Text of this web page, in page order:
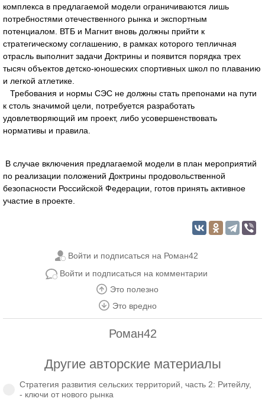
комплекса в предлагаемой модели ограничиваются лишь
потребностями отечественного рынка и экспортным
потенциалом. ВТБ и Магнит вновь должны прийти к
стратегическому соглашению, в рамках которого тепличная
отрасль выполнит задачи Доктрины и появится порядка трех
тысяч объектов детско-юношеских спортивных школ по плаванию
и легкой атлетике.
Требования и нормы СЭС не должны стать препонами на пути
к столь значимой цели, потребуется разработать
удовлетворяющий им проект, либо усовершенствовать
нормативы и правила.
В случае включения предлагаемой модели в план мероприятий
по реализации положений Доктрины продовольственной
безопасности Российской Федерации, готов принять активное
участие в проекте.
Войти и подписаться на Роман42
Войти и подписаться на комментарии
Это полезно
Это вредно
Роман42
Другие авторские материалы
Стратегия развития сельских территорий, часть 2: Ритейлу,
- ключи от нового рынка